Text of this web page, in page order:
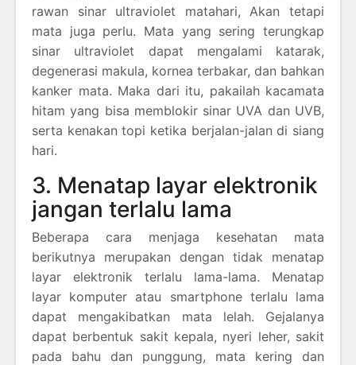
rawan sinar ultraviolet matahari, Akan tetapi
mata juga perlu. Mata yang sering terungkap
sinar ultraviolet dapat mengalami katarak,
degenerasi makula, kornea terbakar, dan bahkan
kanker mata. Maka dari itu, pakailah kacamata
hitam yang bisa memblokir sinar UVA dan UVB,
serta kenakan topi ketika berjalan-jalan di siang
hari.
3. Menatap layar elektronik
jangan terlalu lama
Beberapa cara menjaga kesehatan mata
berikutnya merupakan dengan tidak menatap
layar elektronik terlalu lama-lama. Menatap
layar komputer atau smartphone terlalu lama
dapat mengakibatkan mata lelah. Gejalanya
dapat berbentuk sakit kepala, nyeri leher, sakit
pada bahu dan punggung, mata kering dan